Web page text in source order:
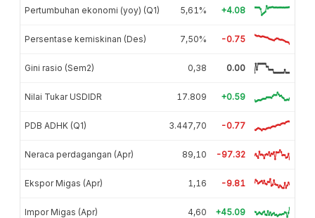
Pertumbuhan ekonomi (yoy) (Q1) 5,61% +4.08
Persentase kemiskinan (Des) 7,50% -0.75
Gini rasio (Sem2) 0,38 0.00
Nilai Tukar USDIDR 17.809 +0.59
PDB ADHK (Q1) 3.447,70 -0.77
Neraca perdagangan (Apr) 89,10 -97.32
Ekspor Migas (Apr) 1,16 -9.81
Impor Migas (Apr) 4,60 +45.09